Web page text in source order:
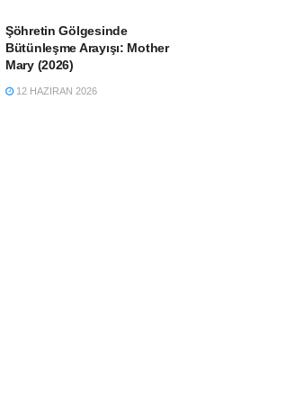
Şöhretin Gölgesinde
Bütünleşme Arayışı: Mother
Mary (2026)
12 HAZIRAN 2026